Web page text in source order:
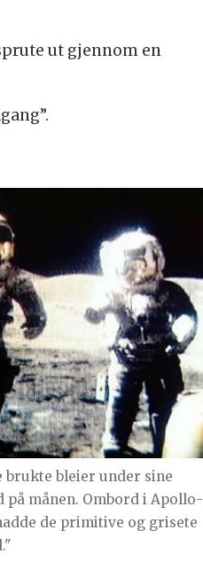
ut gjennom en
brukte bleier under sine
på månen. Ombord i Apollo-
de primitive og grisete